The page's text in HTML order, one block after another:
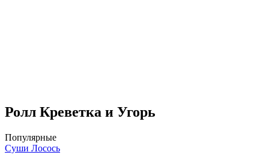
Ролл Креветка и Угорь
Популярные
Суши Лосось